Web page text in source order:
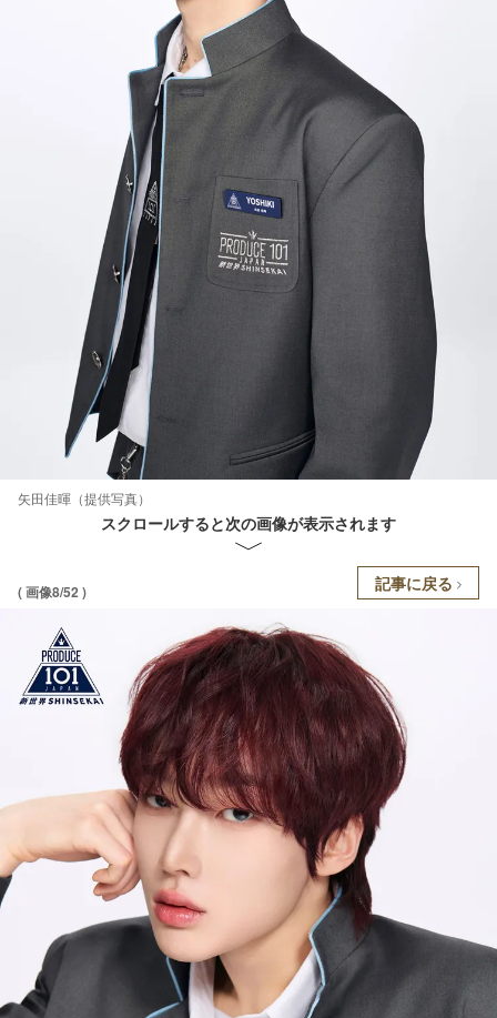
矢田佳暉（提供写真）
スクロールすると次の画像が表示されます
( 画像8/52 ) 記事に戻る